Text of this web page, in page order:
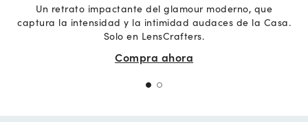
Un retrato impactante del glamour moderno, que
captura la intensidad y la intimidad audaces de la Casa.
Solo en LensCrafters.
Compra ahora